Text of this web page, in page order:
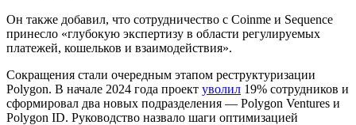
Он также добавил, что сотрудничество с Coinme и Sequence
принесло «глубокую экспертизу в области регулируемых
платежей, кошельков и взаимодействия».
Сокращения стали очередным этапом реструктуризации
Polygon. В начале 2024 года проект уволил 19% сотрудников и
сформировал два новых подразделения — Polygon Ventures и
Polygon ID. Руководство назвало шаги оптимизацией